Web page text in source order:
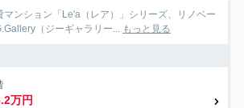
マンション「Le'a（レア）」シリーズ、リノベー
（ジーギャラリー... もっと見る
万円